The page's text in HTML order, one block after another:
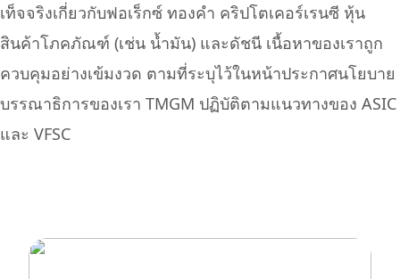
เท็จจริงเกี่ยวกับฟอเร็กซ์ ทองคำ คริปโตเคอร์เรนซี หุ้น
สินค้าโภคภัณฑ์ (เช่น น้ำมัน) และดัชนี เนื้อหาของเราถูก
ควบคุมอย่างเข้มงวด ตามที่ระบุไว้ในหน้าประกาศนโยบาย
บรรณาธิการของเรา TMGM ปฏิบัติตามแนวทางของ ASIC
และ VFSC